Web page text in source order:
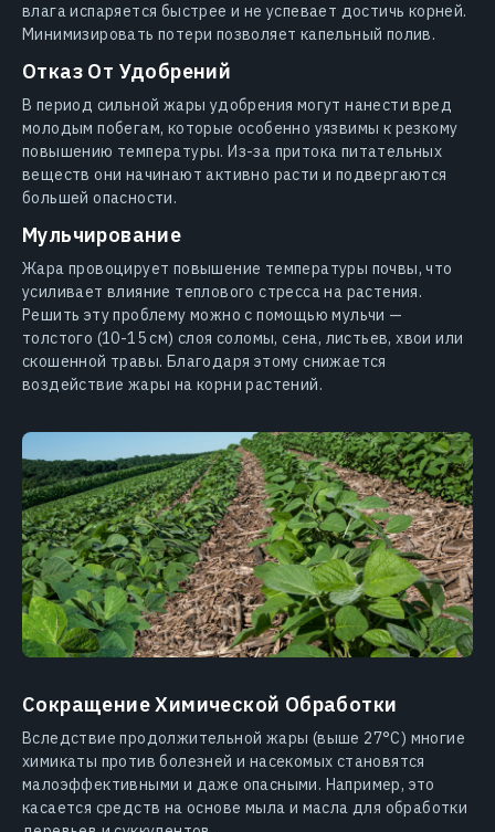
влага испаряется быстрее и не успевает достичь корней.
Минимизировать потери позволяет капельный полив.
Отказ От Удобрений
В период сильной жары удобрения могут нанести вред
молодым побегам, которые особенно уязвимы к резкому
повышению температуры. Из-за притока питательных
веществ они начинают активно расти и подвергаются
большей опасности.
Мульчирование
Жара провоцирует повышение температуры почвы, что
усиливает влияние теплового стресса на растения.
Решить эту проблему можно с помощью мульчи —
толстого (10-15 см) слоя соломы, сена, листьев, хвои или
скошенной травы. Благодаря этому снижается
воздействие жары на корни растений.
Сокращение Химической Обработки
Вследствие продолжительной жары (выше 27°C) многие
химикаты против болезней и насекомых становятся
малоэффективными и даже опасными. Например, это
касается средств на основе мыла и масла для обработки